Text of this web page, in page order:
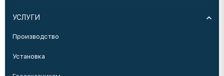
УСЛУГИ
Производство
Установка